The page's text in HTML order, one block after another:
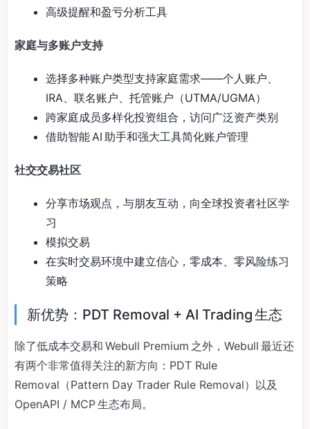
高级提醒和盈亏分析工具
家庭与多账户支持
选择多种账户类型支持家庭需求——个人账户、
IRA、联名账户、托管账户（UTMA/UGMA）
跨家庭成员多样化投资组合，访问广泛资产类别
借助智能 AI 助手和强大工具简化账户管理
社交交易社区
分享市场观点，与朋友互动，向全球投资者社区学
习
模拟交易
在实时交易环境中建立信心，零成本、零风险练习
策略
新优势：PDT Removal + AI Trading 生态
除了低成本交易和 Webull Premium 之外，Webull 最近还
有两个非常值得关注的新方向：PDT Rule
Removal（Pattern Day Trader Rule Removal）以及
OpenAPI / MCP 生态布局。